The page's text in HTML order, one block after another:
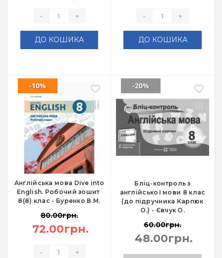
- +
ДО КОШИКА
- +
ДО КОШИКА
Англійська мова Dive into
English. Робочий зошит
8(8) клас - Буренко В.М.
-10%
80.00грн.
72.00грн.
- +
Бліц-контроль з
англійської мови 8 клас
(до підручника Карпюк
О.) - Євчук О.
-20%
60.00грн.
48.00грн.